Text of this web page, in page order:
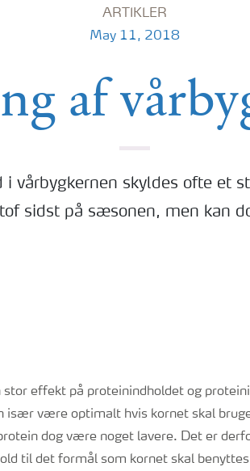
ARTIKLER
May 11, 2018
af
i vårbygkernen skyldes ofte et
sidst på sæsonen, men kan
effekt på proteinindholdet og
være optimalt hvis kornet skal
dog være noget lavere. Det er
til det formål som kornet skal